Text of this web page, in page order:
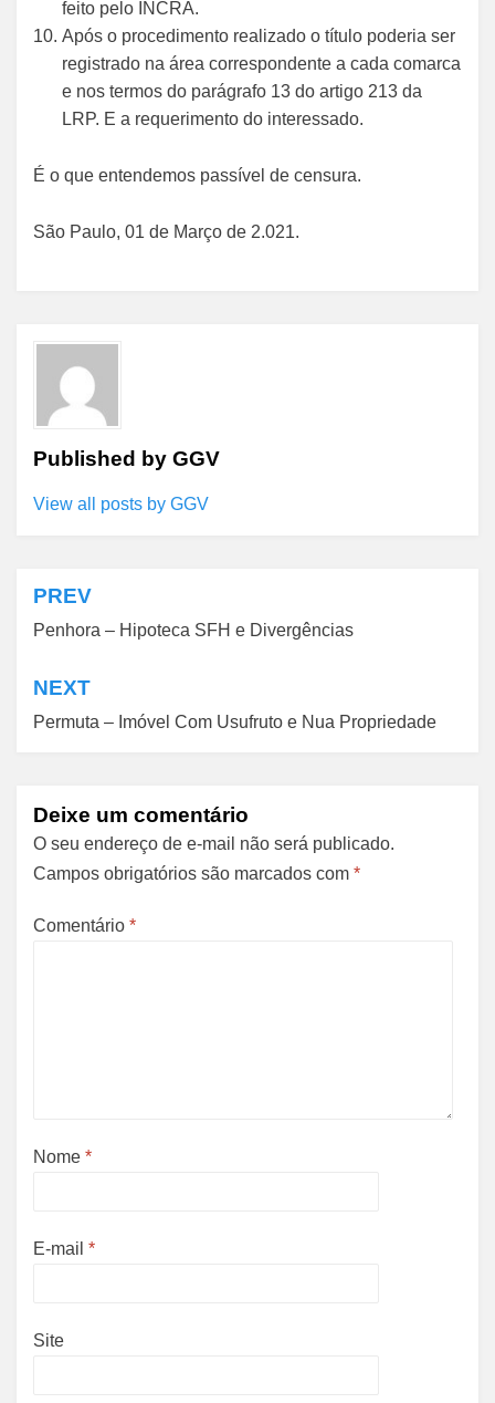
feito pelo INCRA.
Após o procedimento realizado o título poderia ser
registrado na área correspondente a cada comarca
e nos termos do parágrafo 13 do artigo 213 da
LRP. E a requerimento do interessado.
É o que entendemos passível de censura.
São Paulo, 01 de Março de 2.021.
Published by GGV
View all posts by GGV
Navegação
de
Post
PREV
Penhora – Hipoteca SFH e Divergências
NEXT
Permuta – Imóvel Com Usufruto e Nua Propriedade
Deixe um comentário
O seu endereço de e-mail não será publicado.
Campos obrigatórios são marcados com *
Comentário *
Nome *
E-mail *
Site